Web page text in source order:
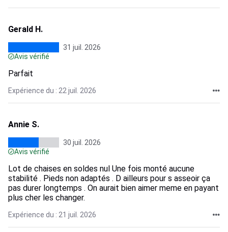
Gerald H.
31 juil. 2026
Avis vérifié
Parfait
Expérience du : 22 juil. 2026
Annie S.
30 juil. 2026
Avis vérifié
Lot de chaises en soldes nul Une fois monté aucune
stabilité . Pieds non adaptés . D ailleurs pour s asseoir ça
pas durer longtemps . On aurait bien aimer meme en payant
plus cher les changer.
Expérience du : 21 juil. 2026